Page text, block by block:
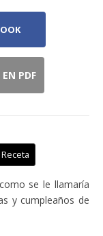
EN PDF
como se le llamaría
y cumpleaños de